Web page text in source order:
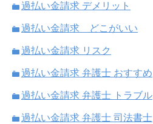
過払い金請求 デメリット
過払い金請求 どこがいい
過払い金請求 リスク
過払い金請求 弁護士 おすすめ
過払い金請求 弁護士 トラブル
過払い金請求 弁護士 司法書士